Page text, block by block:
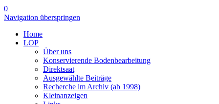
0
Navigation überspringen
Home
LOP
Über uns
Konservierende Bodenbearbeitung
Direktsaat
Ausgewählte Beiträge
Recherche im Archiv (ab 1998)
Kleinanzeigen